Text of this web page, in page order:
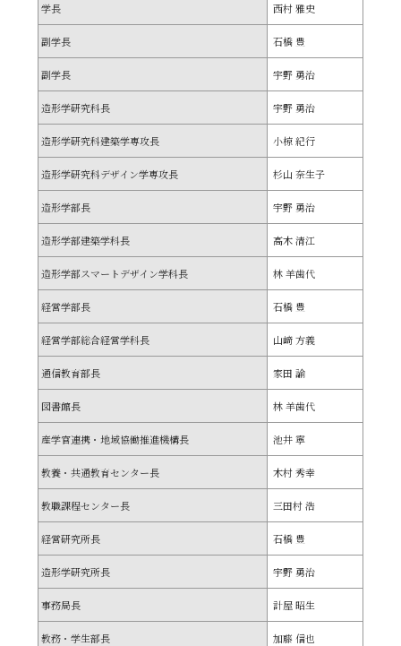
学長 西村 雅史
副学長 石橋 豊
副学長 宇野 勇治
造形学研究科長 宇野 勇治
造形学研究科建築学専攻長 小椋 紀行
造形学研究科デザイン学専攻長 杉山 奈生子
造形学部長 宇野 勇治
造形学部建築学科長 高木 清江
造形学部スマートデザイン学科長 林 羊歯代
経営学部長 石橋 豊
経営学部総合経営学科長 山﨑 方義
通信教育部長 家田 諭
図書館長 林 羊歯代
産学官連携・地域協働推進機構長 池井 寧
教養・共通教育センター長 木村 秀幸
教職課程センター長 三田村 浩
経営研究所長 石橋 豊
造形学研究所長 宇野 勇治
事務局長 計屋 昭生
教務・学生部長 加藤 信也